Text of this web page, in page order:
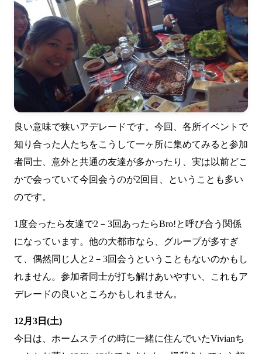
良い意味で狭いアデレードです。今回、各所イベントで
知り合った人たちをこうして一ヶ所に集めてみると参加
者同士、意外と共通の友達が多かったり、実は以前どこ
かで会っていて今回会うのが2回目、ということも多い
のです。
1度会ったら友達で2－3回あったらBro!と呼び合う関係
になっています。他の大都市なら、グループが多すぎ
て、偶然同じ人と2－3回会うということもないのかもし
れません。参加者同士が打ち解けあいやすい、これもア
デレードの良いところかもしれません。
12月3日(土)
今日は、ホームステイの時に一緒に住んでいたVivianち